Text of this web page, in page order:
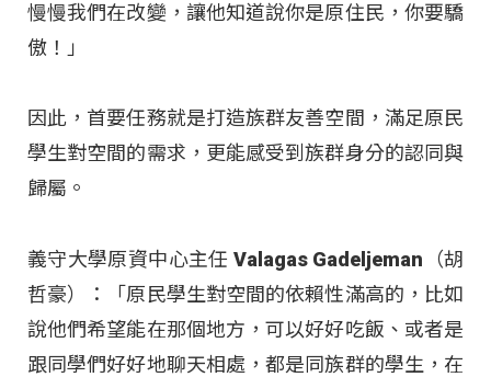
慢慢我們在改變，讓他知道說你是原住民，你要驕
傲！」
因此，首要任務就是打造族群友善空間，滿足原民
學生對空間的需求，更能感受到族群身分的認同與
歸屬。
義守大學原資中心主任 Valagas Gadeljeman（胡
哲豪）：「原民學生對空間的依賴性滿高的，比如
說他們希望能在那個地方，可以好好吃飯、或者是
跟同學們好好地聊天相處，都是同族群的學生，在